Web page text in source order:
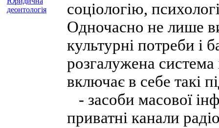
деонтологія
соціологію,
Одночасно не лише
культурні потреби і
розгалужена система
включає в себе такі
- засоби масової
приватні канали